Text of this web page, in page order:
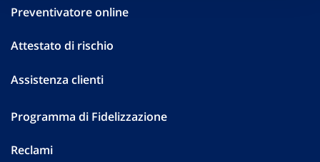
Preventivatore online
Attestato di rischio
Assistenza clienti
Programma di Fidelizzazione
Reclami